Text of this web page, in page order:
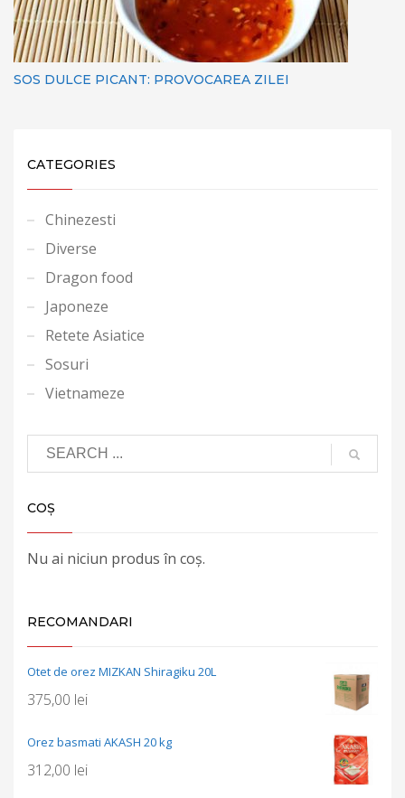
SOS DULCE PICANT: PROVOCAREA ZILEI
CATEGORIES
Chinezesti
Diverse
Dragon food
Japoneze
Retete Asiatice
Sosuri
Vietnameze
COȘ
Nu ai niciun produs în coș.
RECOMANDARI
Otet de orez MIZKAN Shiragiku 20L
375,00 lei
Orez basmati AKASH 20 kg
312,00 lei